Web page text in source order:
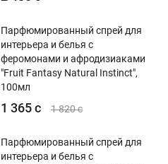
Парфюмированный спрей для
интерьера и белья с
феромонами и афродизиаками
"Fruit Fantasy Natural Instinct",
100мл
1 365 с 1 820 с
Парфюмированный спрей для
интерьера и белья с